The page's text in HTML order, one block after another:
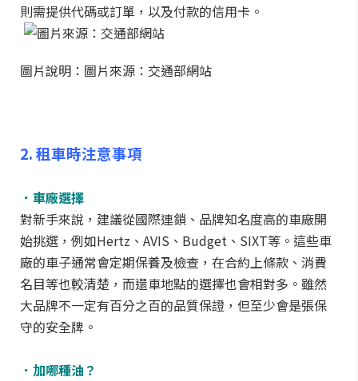
則需提供代碼或訂單，以及付款的信用卡。
圖片說明：圖片來源：交通部網站
2. 租車時注意事項
．車廠選擇
對新手來說，建議從國際連鎖、品牌知名度高的車廠開
始挑選，例如Hertz、AVIS、Budget、SIXT等。這些車
廠的車子通常會定期保養及檢查，在合約上條款、消費
名目等也較清楚，而還車地點的選擇也會相對多。雖然
大品牌不一定有百分之百的品質保證，但至少會是張保
守的安全牌。
．加哪種油？